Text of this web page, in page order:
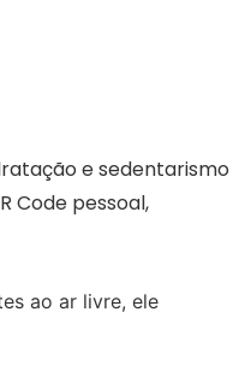
e sedentarismo
Code pessoal,
ao ar livre, ele